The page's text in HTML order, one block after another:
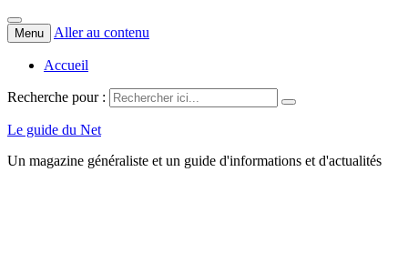
Menu Aller au contenu
Accueil
Recherche pour :
Le guide du Net
Un magazine généraliste et un guide d'informations et d'actualités